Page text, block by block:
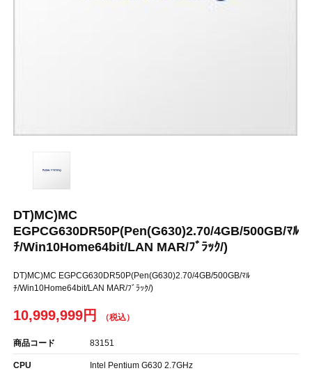
DT)MC)MC
EGPCG630DR50P(Pen(G630)2.70/4GB/500GB/ﾏﾙ
ﾁ/Win10Home64bit/LAN MAR/ﾌﾞﾗｯｸ/)
DT)MC)MC EGPCG630DR50P(Pen(G630)2.70/4GB/500GB/ﾏﾙ
ﾁ/Win10Home64bit/LAN MAR/ﾌﾞﾗｯｸ/)
10,999,999円
商品コード 83151
CPU Intel Pentium G630 2.7GHz